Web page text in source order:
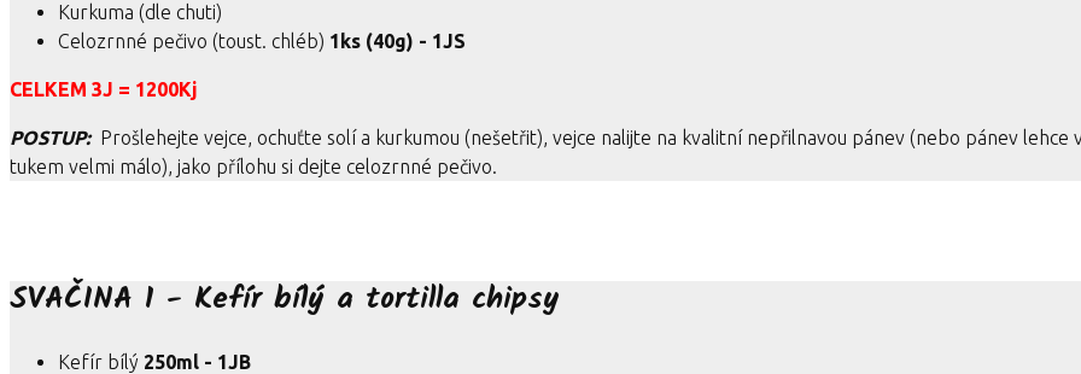
Kurkuma (dle chuti)
Celozrnné pečivo (toust. chléb) 1ks (40g) - 1JS
CELKEM 3J = 1200Kj
POSTUP: Prošlehejte vejce, ochuťte solí a kurkumou (nešetřit), vejce nalijte na kvalitní nepřilnavou pánev (nebo pánev lehce
tukem velmi málo), jako přílohu si dejte celozrnné pečivo.
SVAČINA 1 - Kefír bílý a tortilla chipsy
Kefír bílý 250ml - 1JB